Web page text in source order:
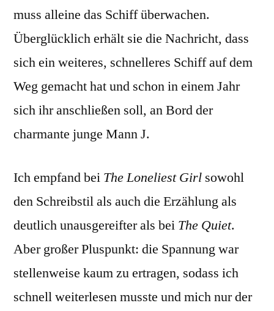
muss alleine das Schiff überwachen.
Überglücklich erhält sie die Nachricht, dass
sich ein weiteres, schnelleres Schiff auf dem
Weg gemacht hat und schon in einem Jahr
sich ihr anschließen soll, an Bord der
charmante junge Mann J.
Ich empfand bei The Loneliest Girl sowohl
den Schreibstil als auch die Erzählung als
deutlich unausgereifter als bei The Quiet.
Aber großer Pluspunkt: die Spannung war
stellenweise kaum zu ertragen, sodass ich
schnell weiterlesen musste und mich nur der